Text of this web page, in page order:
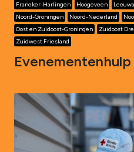
Franeker-Harlingen
Hoogeveen
Noord-Groningen
Noord-Nederland
Oost en Zuidoost-Groningen
Zuidoost
Zuidwest Friesland
Evenementenhulp